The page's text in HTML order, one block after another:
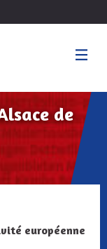
de
européenne